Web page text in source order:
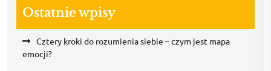
Ostatnie wpisy
Cztery kroki do rozumienia siebie – czym jest mapa
emocji?